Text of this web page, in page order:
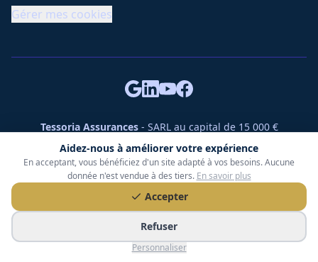
Aidez-nous à améliorer votre expérience
En acceptant, vous bénéficiez d'un site adapté à vos besoins. Aucune
donnée n'est vendue à des tiers. En savoir plus
Accepter
Refuser
Personnaliser
Gérer mes cookies
Tessoria Assurances- SARL au capital de 15 000 €
ORIAS n° 25007309 - RCS 990 206 179 - Membre du réseau
360 Courtage
RC Pro : Klarity - Contrat n° CCOUK000785
49 chemin des Gardettes Sine, 06570 Saint-Paul-de-Vence
© Tessoria Assurances. Tous droits réservés.